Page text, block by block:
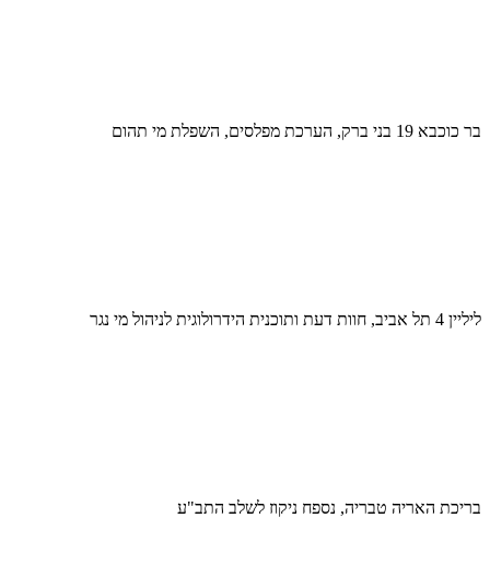
בר כוכבא 19 בני ברק, הערכת מפלסים, השפלת מי תהום
ליליין 4 תל אביב, חוות דעת ותוכנית הידרולוגית לניהול מי נגר
בריכת האריה טבריה, נספח ניקוז לשלב התב"ע